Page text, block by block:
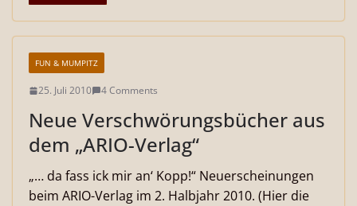
FUN & MUMPITZ
25. Juli 2010 4 Comments
Neue Verschwörungsbücher aus
dem „ARIO-Verlag“
„… da fass ick mir an‘ Kopp!“ Neuerscheinungen
beim ARIO-Verlag im 2. Halbjahr 2010. (Hier die